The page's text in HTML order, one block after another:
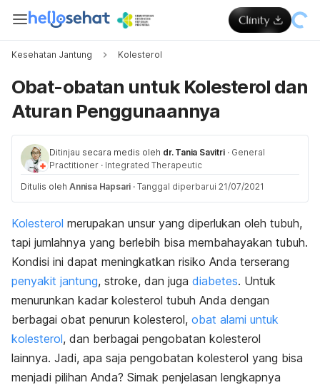
Kesehatan Jantung Kolesterol
Obat-obatan untuk Kolesterol dan
Aturan Penggunaannya
Ditinjau secara medis oleh dr. Tania Savitri · General
Practitioner · Integrated Therapeutic
Ditulis oleh Annisa Hapsari · Tanggal diperbarui 21/07/2021
Kolesterol merupakan unsur yang diperlukan oleh tubuh,
tapi jumlahnya yang berlebih bisa membahayakan tubuh.
Kondisi ini dapat meningkatkan risiko Anda terserang
penyakit jantung, stroke, dan juga diabetes. Untuk
menurunkan kadar kolesterol tubuh Anda dengan
berbagai obat penurun kolesterol, obat alami untuk
kolesterol, dan berbagai pengobatan kolesterol
lainnya. Jadi, apa saja pengobatan kolesterol yang bisa
menjadi pilihan Anda? Simak penjelasan lengkapnya